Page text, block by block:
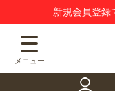
新規会員登録
メニュー